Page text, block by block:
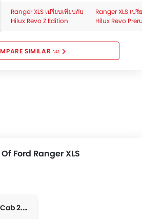
Ranger XLS เปรียบเทียบกับ
Hilux Revo Z Edition
Ranger XLS เป
Hilux Revo
SIMILAR รถ
Ford Ranger XLS
Ranger XLS Double Cab 2.0L Turbo HR 10AT